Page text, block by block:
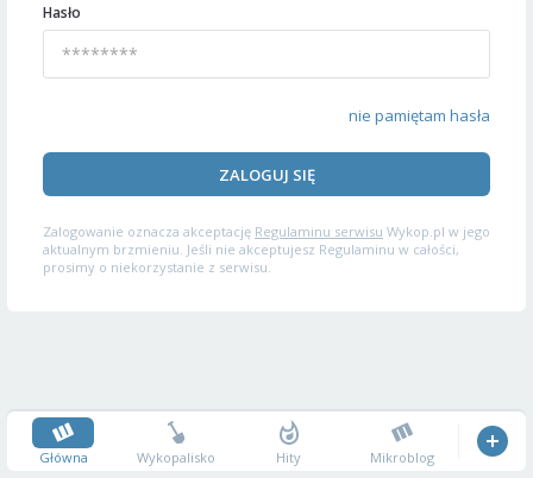
Hasło
nie pamiętam hasła
ZALOGUJ SIĘ
Zalogowanie oznacza akceptację Regulaminu serwisu Wykop.pl w jego
aktualnym brzmieniu. Jeśli nie akceptujesz Regulaminu w całości,
prosimy o niekorzystanie z serwisu.
Główna Wykopalisko Hity Mikroblog